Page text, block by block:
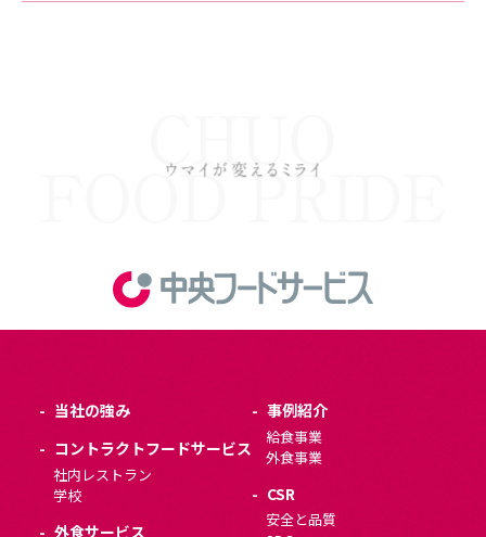
当社の強み
コントラクトフードサービス
社内レストラン
学校
外食サービス
事例紹介
給食事業
外食事業
CSR
安全と品質